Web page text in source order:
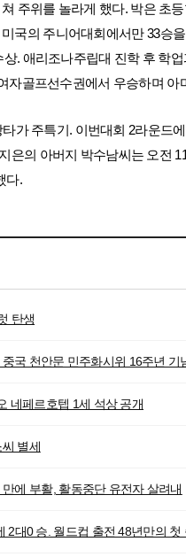
쳐 주위를 놀라게 했다. 박은 초
미국의 주니어대회에서만 33승
. 애리조나주립대 진학 후 학
자골프선수권에서 우승하며 아
가 주특기. 이번대회 2라운드
은의 아버지 박수남씨는 오전
다.
탄생
국 천안문 민주화시위 16주년 기
네페르호텝 1세 석상 공개
별세
만에 부활, 활동중단 유전자 살려내
2대0 승. 월드컵 출전 48년만의 첫